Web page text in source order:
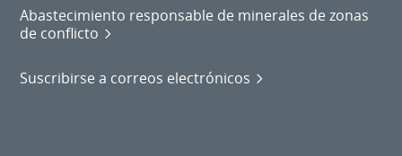
Abastecimiento responsable de minerales de zonas
de conflicto
Suscribirse a correos electrónicos